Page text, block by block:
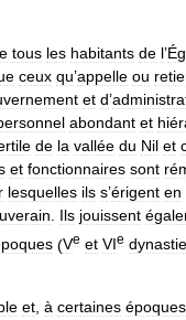
tous les habitants de l’
ceux qu’appelle ou
et d’
abondant et
de la vallée du Nil et
et fonctionnaires sont
lesquelles ils s’érigent en
Ils jouissent
(Ve et VIe
et, à certaines époques